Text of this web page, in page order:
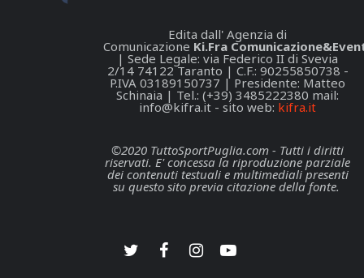
Edita dall' Agenzia di
Comunicazione Ki.Fra
| Sede Legale: via Federico II di Svevia
2/14 74122 Taranto | C.F.: 90255850738 -
P.IVA 03189150737 | Presidente: Matteo
Schinaia | Tel.: (+39) 3485222380 mail:
info@kifra.it - sito web: kifra.it
©2020 TuttoSportPuglia.com - Tutti i diritti
riservati. E' concessa la riproduzione parziale
dei contenuti testuali e multimediali presenti
su questo sito previa citazione della fonte.